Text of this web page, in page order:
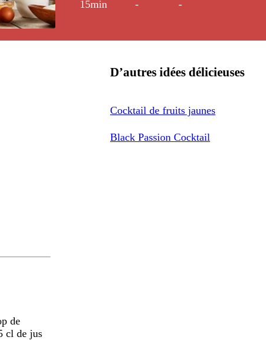
15min - -
de
cl de jus
D’autres idées délicieuses
Cocktail de fruits jaunes
Black Passion Cocktail